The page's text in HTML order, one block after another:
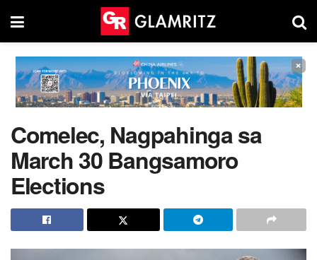
×
Comelec, Nagpahinga sa
March 30 Bangsamoro
Elections